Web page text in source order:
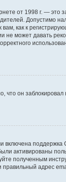
от 1998 г. —
Допустимо
как к
может давать
он
поддержка
активированы
полученным
адрес